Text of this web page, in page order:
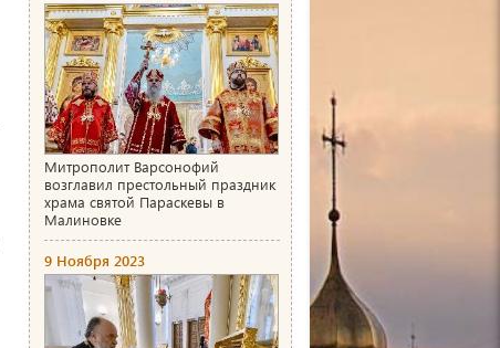
Митрополит Варсонофий
возглавил престольный праздник
храма святой Параскевы в
Малиновке
9 Ноября 2023